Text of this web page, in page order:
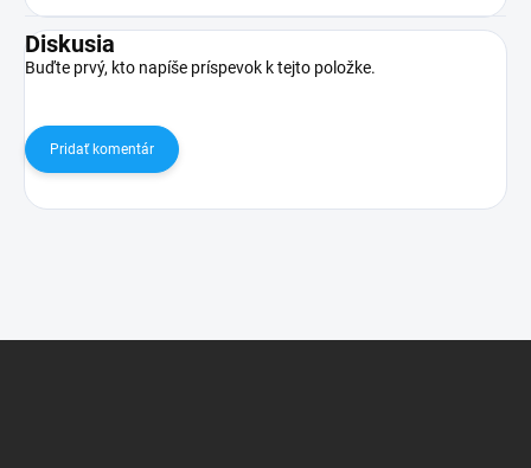
Diskusia
Buďte prvý, kto napíše príspevok k tejto položke.
Pridať komentár